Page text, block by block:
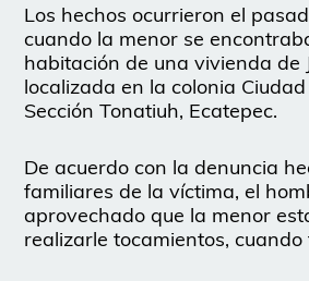
Los hechos ocurrieron el
cuando la menor se
habitación de una vivienda de
localizada en la colonia
Sección Tonatiuh, Ecatepec.
De acuerdo con la denuncia
familiares de la víctima, el
aprovechado que la menor
realizarle tocamientos,